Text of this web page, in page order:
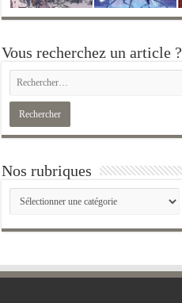
Vous recherchez un article ?
Nos rubriques
Nos
rubriques